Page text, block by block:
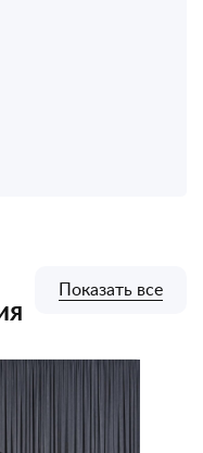
Показать все